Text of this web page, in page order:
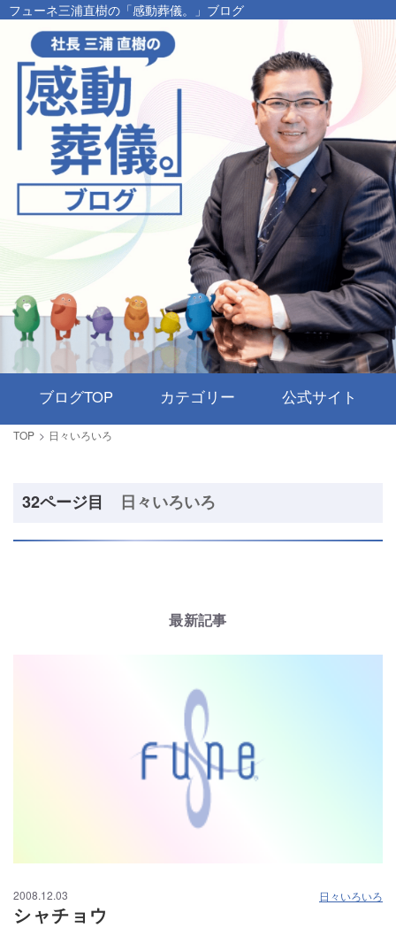
フューネ三浦直樹の「感動葬儀。」ブログ
ブログTOP カテゴリー 公式サイト
TOP 日々いろいろ
32ページ目 日々いろいろ
最新記事
2008.12.03 日々いろいろ
シャチョウ